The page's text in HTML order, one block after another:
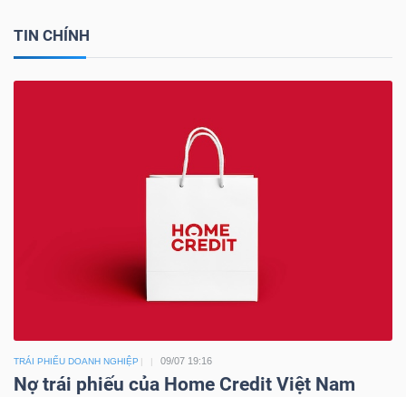
TIN CHÍNH
TRÁI PHIẾU DOANH NGHIỆP 09/07 19:16
Nợ trái phiếu của Home Credit Việt Nam